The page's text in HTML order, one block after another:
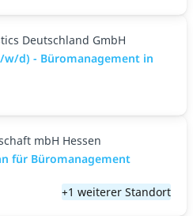
Deutschland GmbH
d) - Büromanagement in
mbH Hessen
für Bü­ro­ma­nage­ment
+1 weiterer Standort